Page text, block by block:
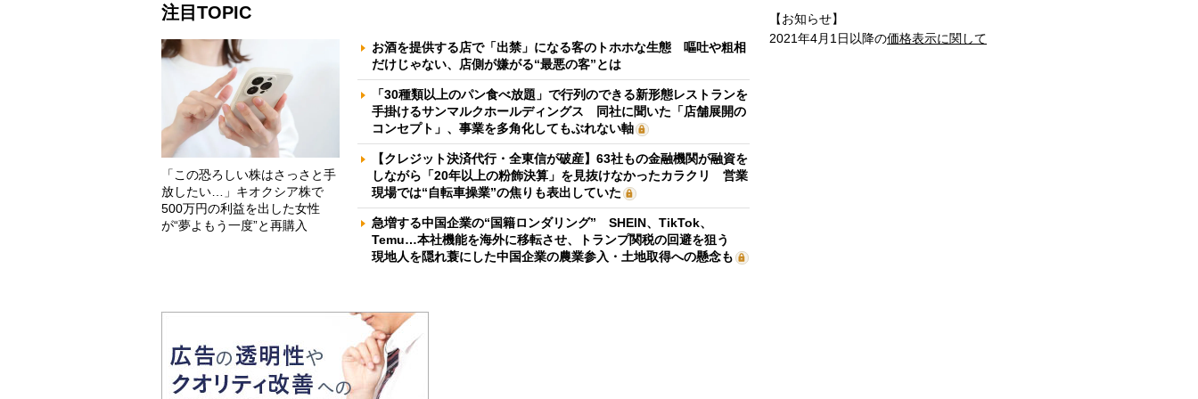
注目TOPIC
「この恐ろしい株はさっさと手
放したい…」キオクシア株で
500万円の利益を出した女性
が“夢よもう一度”と再購入
お酒を提供する店で「出禁」になる客のトホホな生態 嘔吐や粗相
だけじゃない、店側が嫌がる“最悪の客”とは
「30種類以上のパン食べ放題」で行列のできる新形態レストランを
手掛けるサンマルクホールディングス 同社に聞いた「店舗展開の
コンセプト」、事業を多角化してもぶれない軸
【クレジット決済代行・全東信が破産】63社もの金融機関が融資を
しながら「20年以上の粉飾決算」を見抜けなかったカラクリ 営業
現場では“自転車操業”の焦りも表出していた
急増する中国企業の“国籍ロンダリング” SHEIN、TikTok、
Temu…本社機能を海外に移転させ、トランプ関税の回避を狙う
現地人を隠れ蓑にした中国企業の農業参入・土地取得への懸念も
【お知らせ】
2021年4月1日以降の価格表示に関して